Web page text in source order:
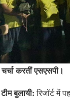
करतीं एसएसपी।
बुलायी:रिजॉर्ट में